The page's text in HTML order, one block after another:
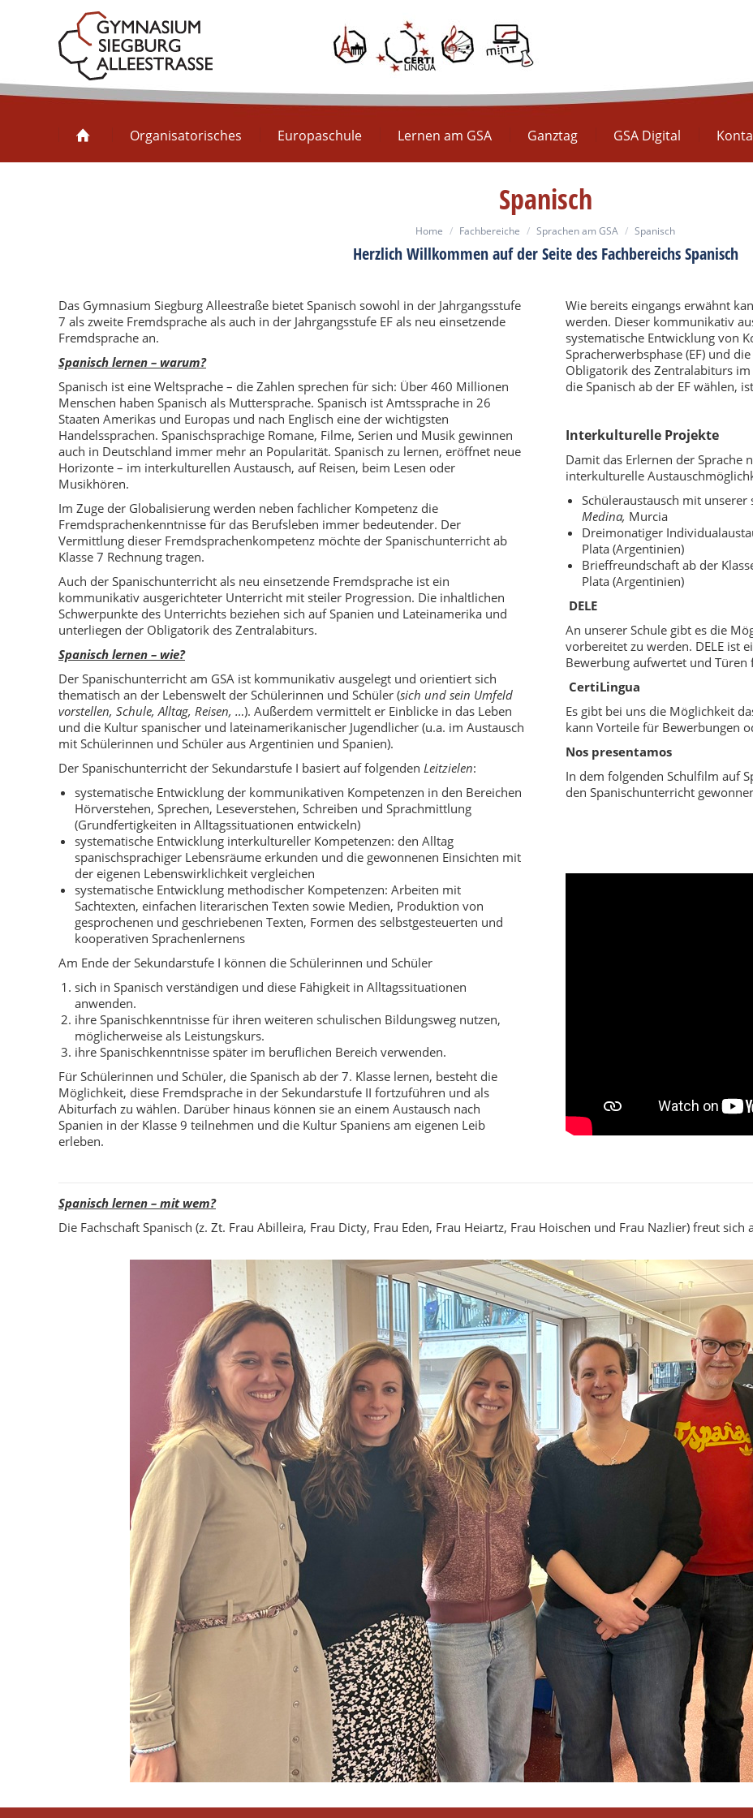
Organisatorisches Europaschule Lernen am GSA Ganztag GSA Digital
Spanisch
You are here:
Home Fachbereiche Sprachen am GSA Spanisch
Herzlich Willkommen auf der Seite des Fachbereichs Spanisch
Das Gymnasium Siegburg Alleestraße bietet Spanisch sowohl in der Jahrgangsstufe
7 als zweite Fremdsprache als auch in der Jahrgangsstufe EF als neu einsetzende
Fremdsprache an.
Spanisch lernen – warum?
Spanisch ist eine Weltsprache – die Zahlen sprechen für sich: Über 460 Millionen
Menschen haben Spanisch als Muttersprache. Spanisch ist Amtssprache in 26
Staaten Amerikas und Europas und nach Englisch eine der wichtigsten
Handelssprachen. Spanischsprachige Romane, Filme, Serien und Musik gewinnen
auch in Deutschland immer mehr an Popularität. Spanisch zu lernen, eröffnet neue
Horizonte – im interkulturellen Austausch, auf Reisen, beim Lesen oder
Musikhören.
Im Zuge der Globalisierung werden neben fachlicher Kompetenz die
Fremdsprachenkenntnisse für das Berufsleben immer bedeutender. Der
Vermittlung dieser Fremdsprachenkompetenz möchte der Spanischunterricht ab
Klasse 7 Rechnung tragen.
Auch der Spanischunterricht als neu einsetzende Fremdsprache ist ein
kommunikativ ausgerichteter Unterricht mit steiler Progression. Die inhaltlichen
Schwerpunkte des Unterrichts beziehen sich auf Spanien und Lateinamerika und
unterliegen der Obligatorik des Zentralabiturs.
Spanisch lernen – wie?
Der Spanischunterricht am GSA ist kommunikativ ausgelegt und orientiert sich
thematisch an der Lebenswelt der Schülerinnen und Schüler (sich und sein Umfeld
vorstellen, Schule, Alltag, Reisen, …). Außerdem vermittelt er Einblicke in das Leben
und die Kultur spanischer und lateinamerikanischer Jugendlicher (u.a. im Austausch
mit Schülerinnen und Schüler aus Argentinien und Spanien).
Der Spanischunterricht der Sekundarstufe I basiert auf folgenden Leitzielen:
systematische Entwicklung der kommunikativen Kompetenzen in den Bereichen
Hörverstehen, Sprechen, Leseverstehen, Schreiben und Sprachmittlung
(Grundfertigkeiten in Alltagssituationen entwickeln)
systematische Entwicklung interkultureller Kompetenzen: den Alltag
spanischsprachiger Lebensräume erkunden und die gewonnenen Einsichten mit
der eigenen Lebenswirklichkeit vergleichen
systematische Entwicklung methodischer Kompetenzen: Arbeiten mit
Sachtexten, einfachen literarischen Texten sowie Medien, Produktion von
gesprochenen und geschriebenen Texten, Formen des selbstgesteuerten und
kooperativen Sprachenlernens
Am Ende der Sekundarstufe I können die Schülerinnen und Schüler
sich in Spanisch verständigen und diese Fähigkeit in Alltagssituationen
anwenden.
ihre Spanischkenntnisse für ihren weiteren schulischen Bildungsweg nutzen,
möglicherweise als Leistungskurs.
ihre Spanischkenntnisse später im beruflichen Bereich verwenden.
Für Schülerinnen und Schüler, die Spanisch ab der 7. Klasse lernen, besteht die
Möglichkeit, diese Fremdsprache in der Sekundarstufe II fortzuführen und als
Abiturfach zu wählen. Darüber hinaus können sie an einem Austausch nach
Spanien in der Klasse 9 teilnehmen und die Kultur Spaniens am eigenen Leib
erleben.
Wie bereits eingangs erwähnt
werden. Dieser kommunikativ
systematische Entwicklung von
Spracherwerbsphase (EF) und
Obligatorik des Zentralabiturs
die Spanisch ab der EF wählen,
Interkulturelle Projekte
Damit das Erlernen der Sprache
interkulturelle
Schüleraustausch mit unserer
Medina, Murcia
Dreimonatiger
Plata (Argentinien)
Brieffreundschaft ab der
Plata (Argentinien)
DELE
An unserer Schule gibt es die
vorbereitet zu werden. DELE ist
Bewerbung aufwertet und
CertiLingua
Es gibt bei uns die Möglichkeit
kann Vorteile für Bewerbungen
Nos presentamos
In dem folgenden Schulfilm auf
den Spanischunterricht
Spanisch lernen – mit wem?
Die Fachschaft Spanisch (z. Zt. Frau Abilleira, Frau Dicty, Frau Eden, Frau Heiartz, Frau Hoischen und Frau Nazlier) freut sich
Europaschule Lernen am GSA